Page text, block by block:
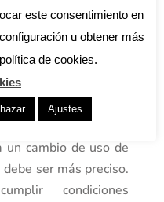
una vivienda. Si el
a una actividad,
ambientales,
o licencias
un cambio de uso de
ser más preciso.
condiciones
este consentimiento en
u obtener más
de cookies.
Ajustes